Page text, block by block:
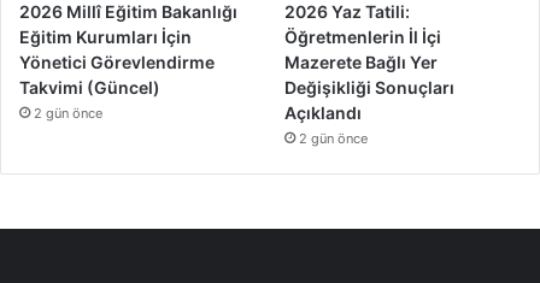
2026 Millî Eğitim Bakanlığı
Eğitim Kurumları İçin
Yönetici Görevlendirme
Takvimi (Güncel)
2 gün önce
2026 Yaz Tatili:
Öğretmenlerin İl İçi
Mazerete Bağlı Yer
Değişikliği Sonuçları
Açıklandı
2 gün önce